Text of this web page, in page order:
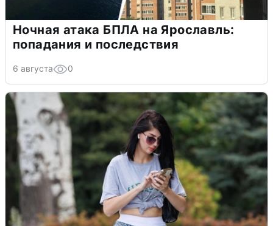
Ночная атака БПЛА на Ярославль:
попадания и последствия
6 августа 0